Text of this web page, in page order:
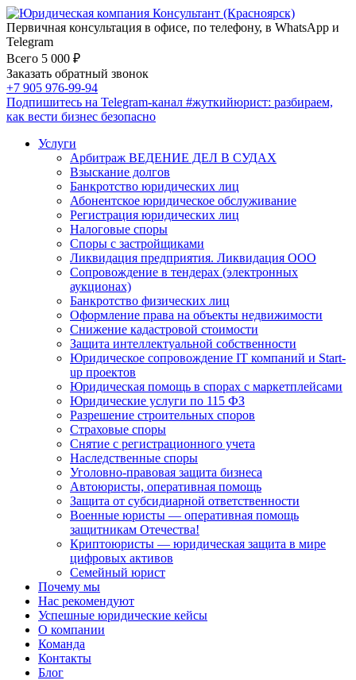
Первичная консультация в офисе, по телефону, в WhatsApp и
Telegram
Всего 5 000 ₽
Заказать обратный звонок
+7 905 976-99-94
Подпишитесь на Telegram-канал #жуткийюрист: разбираем,
как вести бизнес безопасно
Услуги
Арбитраж ВЕДЕНИЕ ДЕЛ В СУДАХ
Взыскание долгов
Банкротство юридических лиц
Абонентское юридическое обслуживание
Регистрация юридических лиц
Налоговые споры
Споры с застройщиками
Ликвидация предприятия. Ликвидация ООО
Сопровождение в тендерах (электронных
аукционах)
Банкротство физических лиц
Оформление права на объекты недвижимости
Снижение кадастровой стоимости
Защита интеллектуальной собственности
Юридическое сопровождение IT компаний и Start-
up проектов
Юридическая помощь в спорах с маркетплейсами
Юридические услуги по 115 ФЗ
Разрешение строительных споров
Страховые споры
Снятие с регистрационного учета
Наследственные споры
Уголовно-правовая защита бизнеса
Автоюристы, оперативная помощь
Защита от субсидиарной ответственности
Военные юристы — оперативная помощь
защитникам Отечества!
Криптоюристы — юридическая защита в мире
цифровых активов
Семейный юрист
Почему мы
Нас рекомендуют
Успешные юридические кейсы
О компании
Команда
Контакты
Блог